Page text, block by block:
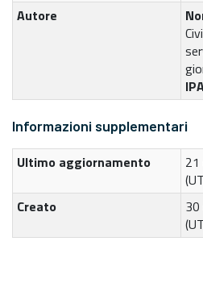
Autore
Informazioni supplementari
Ultimo aggiornamento
Creato